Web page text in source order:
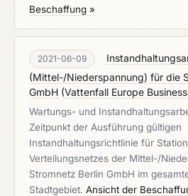
Beschaffung »
2021-06-09
(Mittel-/Niederspannung) für die
GmbH (Vattenfall Europe
Wartungs- und
Zeitpunkt der Ausführung gültigen
Instandhaltungsrichtlinie für
Verteilungsnetzes der Mittel-/
Stromnetz Berlin GmbH im
Stadtgebiet. Ansicht der